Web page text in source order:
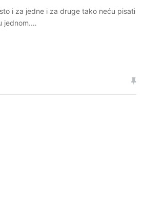
i za jedne i za druge tako neću pisati
jednom.…